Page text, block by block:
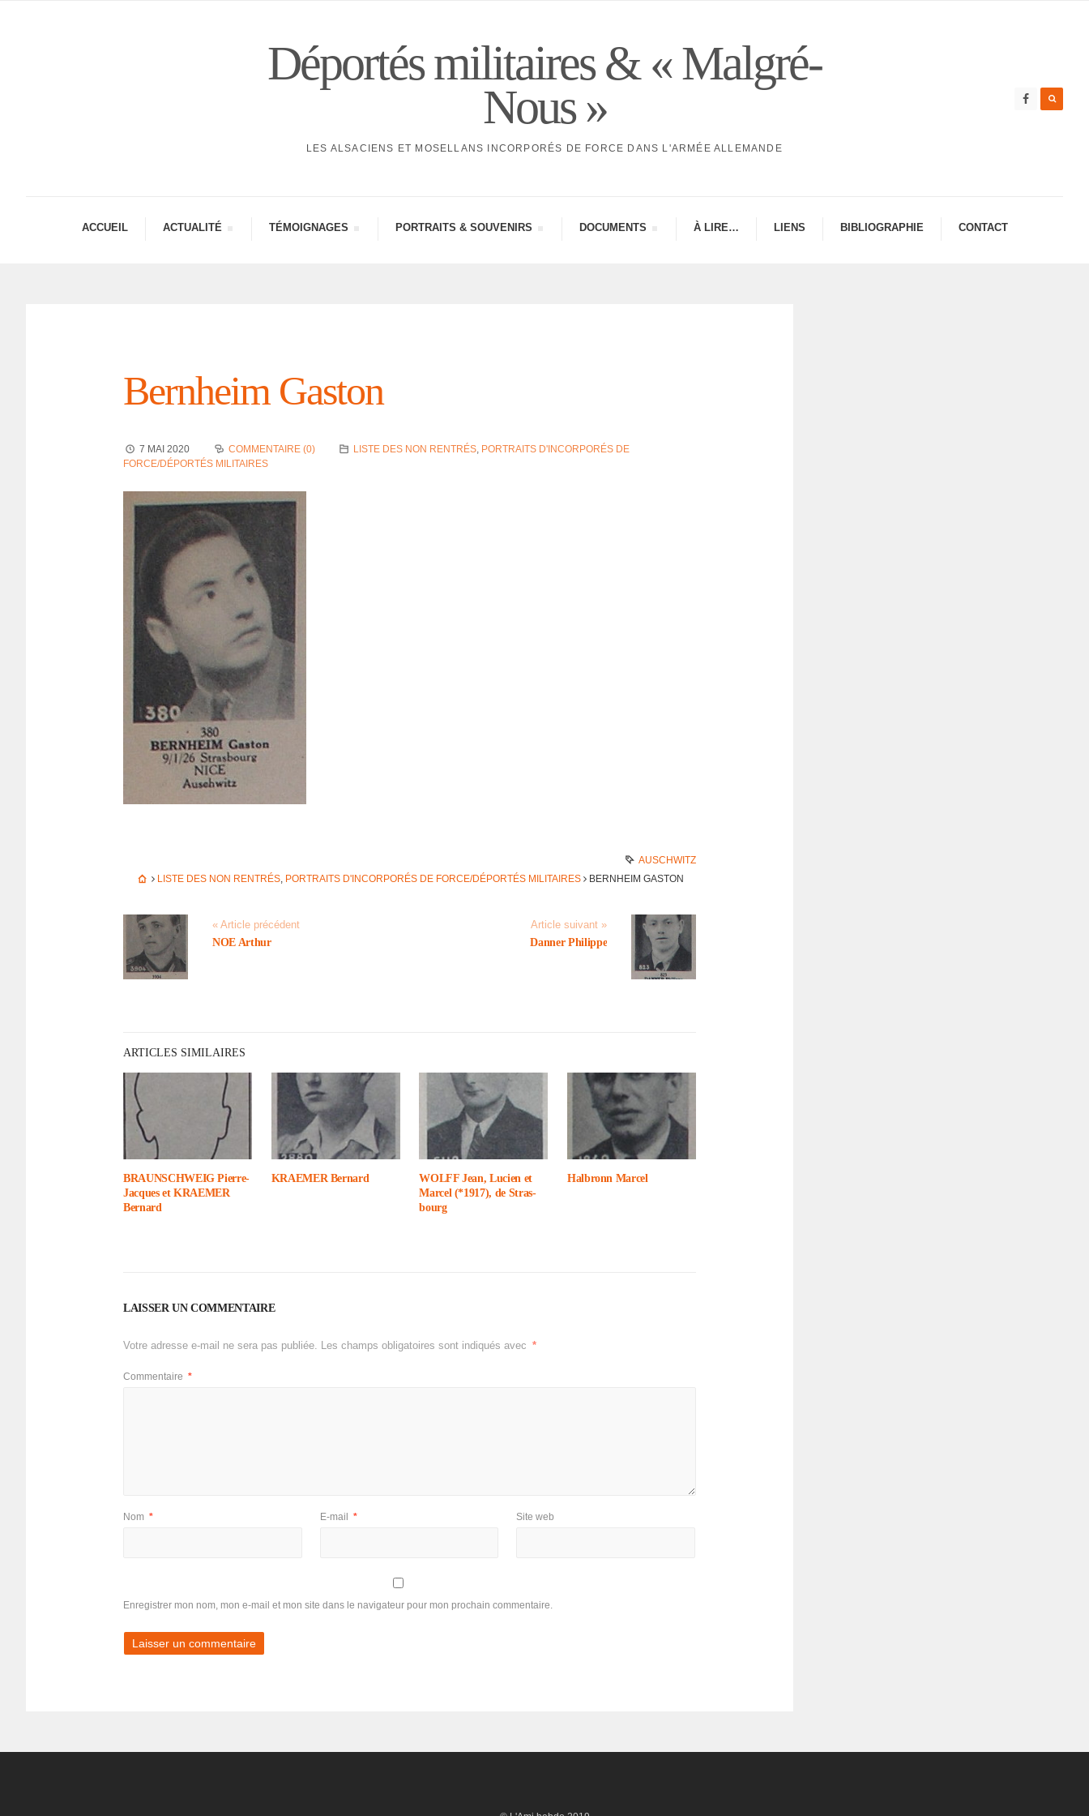
Déportés militaires & « Malgré-
Nous »
LES ALSACIENS ET MOSELLANS INCORPORÉS DE FORCE DANS L'ARMÉE ALLEMANDE
ACCUEIL ACTUA­LITÉ TÉMOI­GNAGES PORTRAITS & SOUVE­NIRS DOCU­MENTS À LIRE… LIENS BIBLIO­GRA­PHIE CONTAC­­T
Bern­heim Gaston
7 MAI 2020 COMMENTAIRE (0) LISTE DES NON RENTRÉS, PORTRAITS D'INCORPORÉS DE
FORCE/DÉPORTÉS MILITAIRES
AUSCHWITZ
LISTE DES NON RENTRÉS, PORTRAITS D'INCORPORÉS DE FORCE/DÉPORTÉS MILITAIRES BERN­HEIM GASTON
« Article précédent
NOE Arthur
Article suivant »
Danner Philippe
ARTICLES SIMILAIRES
BRAUNSCHWEIG Pierre-
Jacques et KRAEMER
Bernard
KRAEMER Bernard
WOLFF Jean, Lucien et
Marcel (*1917), de Stras­
bourg
Halbronn Marcel
LAISSER UN COMMENTAIRE
Votre adresse e-mail ne sera pas publiée. Les champs obligatoires sont indiqués avec *
Commentaire *
Nom * E-mail * Site web
Enregistrer mon nom, mon e-mail et mon site dans le navigateur pour mon prochain commentaire.